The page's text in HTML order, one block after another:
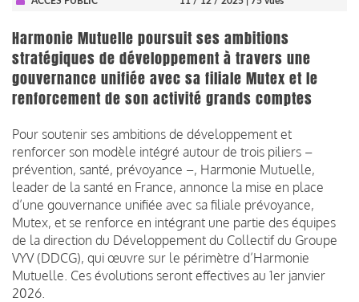
Harmonie Mutuelle poursuit ses ambitions
stratégiques de développement à travers une
gouvernance unifiée avec sa filiale Mutex et le
renforcement de son activité grands comptes
Pour soutenir ses ambitions de développement et
renforcer son modèle intégré autour de trois piliers –
prévention, santé, prévoyance –, Harmonie Mutuelle,
leader de la santé en France, annonce la mise en place
d’une gouvernance unifiée avec sa filiale prévoyance,
Mutex, et se renforce en intégrant une partie des équipes
de la direction du Développement du Collectif du Groupe
VYV (DDCG), qui œuvre sur le périmètre d’Harmonie
Mutuelle. Ces évolutions seront effectives au 1er janvier
2026.